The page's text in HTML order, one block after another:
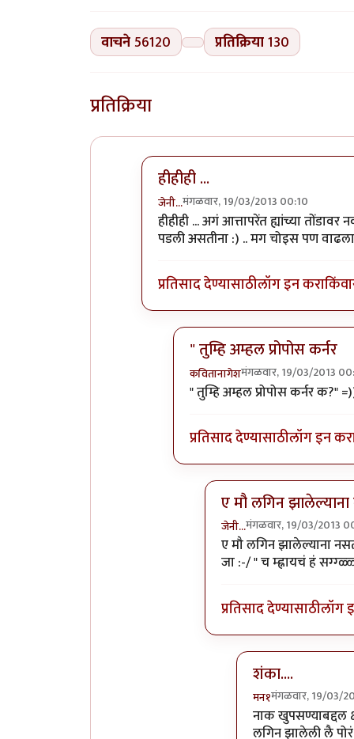
वाचने56120 प्रतिक्रिया130
प्रतिक्रिया
हीहीही ...
जेनी...मंगळवार, 19/03/2013 00:10
In reply toथॅक्यू पूजातै.. सजेशन्स देत
हीहीही ... अगं आत्तापरेंत ह्यांच्या
पडली असतीना :) .. मग चोइस पण
प्रतिसाद देण्यासाठीलॉग इन कराकिंवा
" तुम्हि अम्हल प्रोपोस कर्नर
कवितानागेशमंगळवार, 19/03/2013
In reply toहीहीही ...byजेनी...
" तुम्हि अम्हल प्रोपोस कर्नर क?"
प्रतिसाद देण्यासाठीलॉग इन
ए मौ लगिन
जेनी...मंगळवार, 19/03/2013
In reply to" तुम्हि अम्हल
ए मौ लगिन झालेल्याना
जा :-/ " च म्ह्नायचं हं
प्रतिसाद देण्यासाठीलॉग
शंका....
मन१मंगळवार, 19/03/
In reply toए मौ
नाक खुपसण्याबद्दल
लगिन झालेली लै